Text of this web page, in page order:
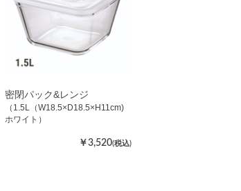
密閉パック&レンジ
（1.5L（W18.5×D18.5×H11cm)
ホワイト）
￥3,520(税込)